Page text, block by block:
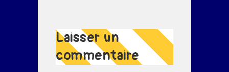
Laisser un
commentaire